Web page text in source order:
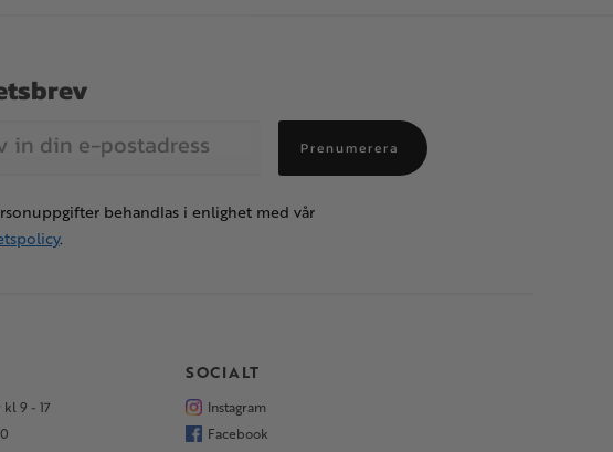
Prenumerera
behandlas i enlighet med vår
.
9 - 17
SOCIALT
Instagram
Facebook